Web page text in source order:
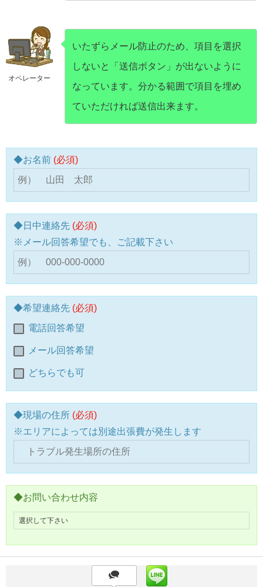
オペレーター
いたずらメール防止のため、項目を選択
しないと「送信ボタン」が出ないように
なっています。分かる範囲で項目を埋め
ていただければ送信出来ます。
◆お名前 (必須)
◆日中連絡先 (必須)
※メール回答希望でも、ご記載下さい
◆希望連絡先 (必須)
電話回答希望
メール回答希望
どちらでも可
◆現場の住所 (必須)
※エリアによっては別途出張費が発生します
◆お問い合わせ内容